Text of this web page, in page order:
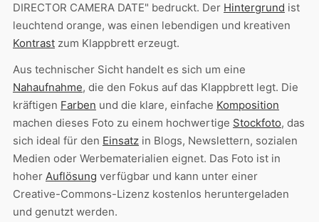
DIRECTOR CAMERA DATE" bedruckt. Der Hintergrund ist
leuchtend orange, was einen lebendigen und kreativen
Kontrast zum Klappbrett erzeugt.
Aus technischer Sicht handelt es sich um eine
Nahaufnahme, die den Fokus auf das Klappbrett legt. Die
kräftigen Farben und die klare, einfache Komposition
machen dieses Foto zu einem hochwertige Stockfoto, das
sich ideal für den Einsatz in Blogs, Newslettern, sozialen
Medien oder Werbematerialien eignet. Das Foto ist in
hoher Auflösung verfügbar und kann unter einer
Creative-Commons-Lizenz kostenlos heruntergeladen
und genutzt werden.